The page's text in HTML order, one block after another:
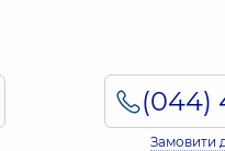
Замовити